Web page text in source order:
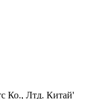
Ко., Лтд. Китай'